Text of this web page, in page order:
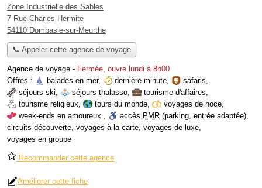
Zone Industrielle des Sables
7 Rue Charles Hermite
54110 Dombasle-sur-Meurthe
📞 Appeler cette agence de voyage
Agence de voyage - Fermée, ouvre lundi à 8h00
Offres :
balades en mer, dernière minute, safaris,
séjours ski, séjours thalasso, tourisme d'affaires,
tourisme religieux, tours du monde, voyages de noce,
week-ends en amoureux , accès PMR (parking, entrée adaptée),
circuits découverte, voyages à la carte, voyages de luxe,
voyages en groupe
Recommander cette agence
Améliorer cette fiche